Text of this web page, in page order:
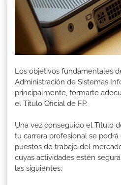
Los objetivos fundamentales
Administración de Sistemas
principalmente, formarte
el Titulo Oficial de FP.
Una vez conseguido el Título
tu carrera profesional se
puestos de trabajo del
cuyas actividades estén
las siguientes: